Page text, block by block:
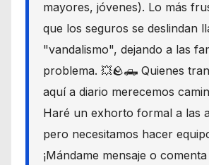
mayores, jóvenes). Lo más
que los seguros se deslindan
"vandalismo", dejando a las
problema. 💥🪨🛻 Quienes
aquí a diario merecemos
Haré un exhorto formal a las
pero necesitamos hacer
¡Mándame mensaje o